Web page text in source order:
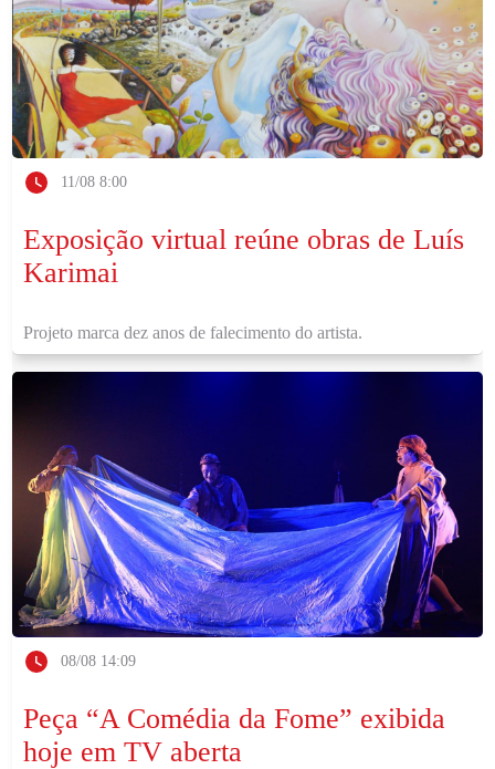
11/08 8:00
Exposição virtual reúne obras de Luís
Karimai
Projeto marca dez anos de falecimento do artista.
08/08 14:09
Peça “A Comédia da Fome” exibida
hoje em TV aberta